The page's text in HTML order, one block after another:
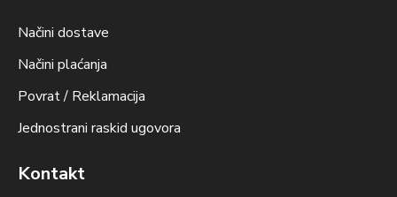
Načini dostave
Načini plaćanja
Povrat / Reklamacija
Jednostrani raskid ugovora
Kontakt